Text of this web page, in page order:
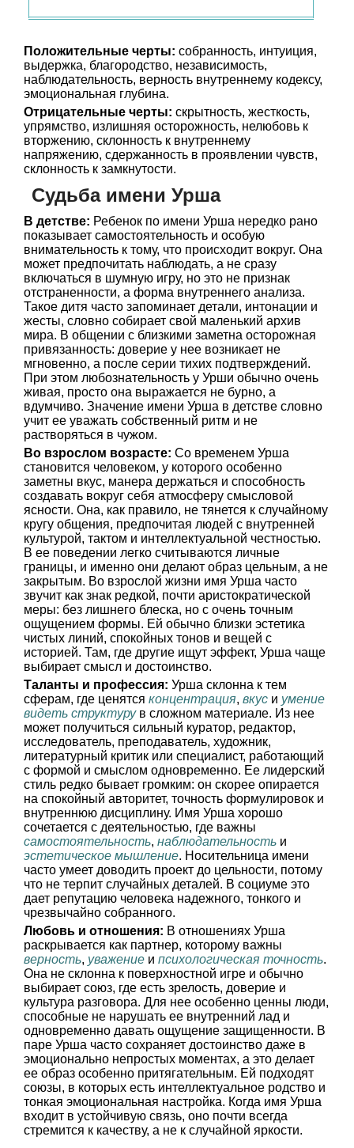
Положительные черты: собранность, интуиция,
выдержка, благородство, независимость,
наблюдательность, верность внутреннему кодексу,
эмоциональная глубина.
Отрицательные черты: скрытность, жесткость,
упрямство, излишняя осторожность, нелюбовь к
вторжению, склонность к внутреннему
напряжению, сдержанность в проявлении чувств,
склонность к замкнутости.
Судьба имени Урша
В детстве: Ребенок по имени Урша нередко рано
показывает самостоятельность и особую
внимательность к тому, что происходит вокруг. Она
может предпочитать наблюдать, а не сразу
включаться в шумную игру, но это не признак
отстраненности, а форма внутреннего анализа.
Такое дитя часто запоминает детали, интонации и
жесты, словно собирает свой маленький архив
мира. В общении с близкими заметна осторожная
привязанность: доверие у нее возникает не
мгновенно, а после серии тихих подтверждений.
При этом любознательность у Урши обычно очень
живая, просто она выражается не бурно, а
вдумчиво. Значение имени Урша в детстве словно
учит ее уважать собственный ритм и не
растворяться в чужом.
Во взрослом возрасте: Со временем Урша
становится человеком, у которого особенно
заметны вкус, манера держаться и способность
создавать вокруг себя атмосферу смысловой
ясности. Она, как правило, не тянется к случайному
кругу общения, предпочитая людей с внутренней
культурой, тактом и интеллектуальной честностью.
В ее поведении легко считываются личные
границы, и именно они делают образ цельным, а не
закрытым. Во взрослой жизни имя Урша часто
звучит как знак редкой, почти аристократической
меры: без лишнего блеска, но с очень точным
ощущением формы. Ей обычно близки эстетика
чистых линий, спокойных тонов и вещей с
историей. Там, где другие ищут эффект, Урша чаще
выбирает смысл и достоинство.
Таланты и профессия: Урша склонна к тем
сферам, где ценятся концентрация, вкус и умение
видеть структурув сложном материале. Из нее
может получиться сильный куратор, редактор,
исследователь, преподаватель, художник,
литературный критик или специалист, работающий
с формой и смыслом одновременно. Ее лидерский
стиль редко бывает громким: он скорее опирается
на спокойный авторитет, точность формулировок и
внутреннюю дисциплину. Имя Урша хорошо
сочетается с деятельностью, где важны
самостоятельность, наблюдательность и
эстетическое мышление. Носительница имени
часто умеет доводить проект до цельности, потому
что не терпит случайных деталей. В социуме это
дает репутацию человека надежного, тонкого и
чрезвычайно собранного.
Любовь и отношения: В отношениях Урша
раскрывается как партнер, которому важны
верность, уважение и психологическая точность.
Она не склонна к поверхностной игре и обычно
выбирает союз, где есть зрелость, доверие и
культура разговора. Для нее особенно ценны люди,
способные не нарушать ее внутренний лад и
одновременно давать ощущение защищенности. В
паре Урша часто сохраняет достоинство даже в
эмоционально непростых моментах, а это делает
ее образ особенно притягательным. Ей подходят
союзы, в которых есть интеллектуальное родство и
тонкая эмоциональная настройка. Когда имя Урша
входит в устойчивую связь, оно почти всегда
стремится к качеству, а не к случайной яркости.